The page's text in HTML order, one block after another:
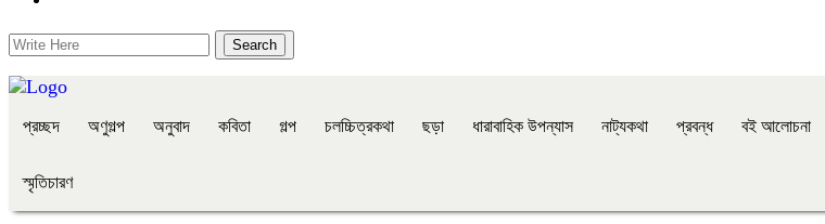
প্রচ্ছদ অণুগল্প অনুবাদ কবিতা গল্প চলচ্চিত্রকথা ছড়া ধারাবাহিক উপন্যাস নাট্যকথা প্রবন্ধ বই আলোচনা
স্মৃতিচারণ